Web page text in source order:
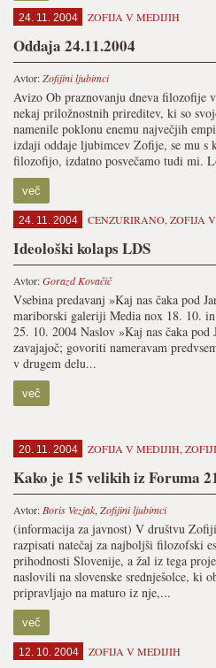
24. 11. 2004 ZOFIJA V MEDIJIH
Oddaja 24.11.2004
Avtor:Zofijini ljubimci
Avizo Ob praznovanju dneva filozofije
nekaj priložnostnih prireditev, ki so
namenile poklonu enemu največjih
izdaji oddaje ljubimcev Zofije, se mu s
filozofijo, izdatno posvečamo tudi mi.
več
24. 11. 2004 CENZURIRANO, ZOFIJA
Ideološki kolaps LDS
Avtor:Gorazd Kovačič
Vsebina predavanj »Kaj nas čaka pod
mariborski galeriji Media nox 18. 10.
25. 10. 2004 Naslov »Kaj nas čaka pod
zavajajoč; govoriti nameravam
v drugem delu...
več
20. 11. 2004 ZOFIJA V MEDIJIH,
Kako je 15 velikih iz Foruma
Avtor: Boris Vezjak, Zofijini ljubimci
(informacija za javnost) V društvu
razpisati natečaj za najboljši filozofski
prihodnosti Slovenije, a žal iz tega
naslovili na slovenske srednješolce, ki
pripravljajo na maturo iz nje,...
več
12. 10. 2004 ZOFIJA V MEDIJIH